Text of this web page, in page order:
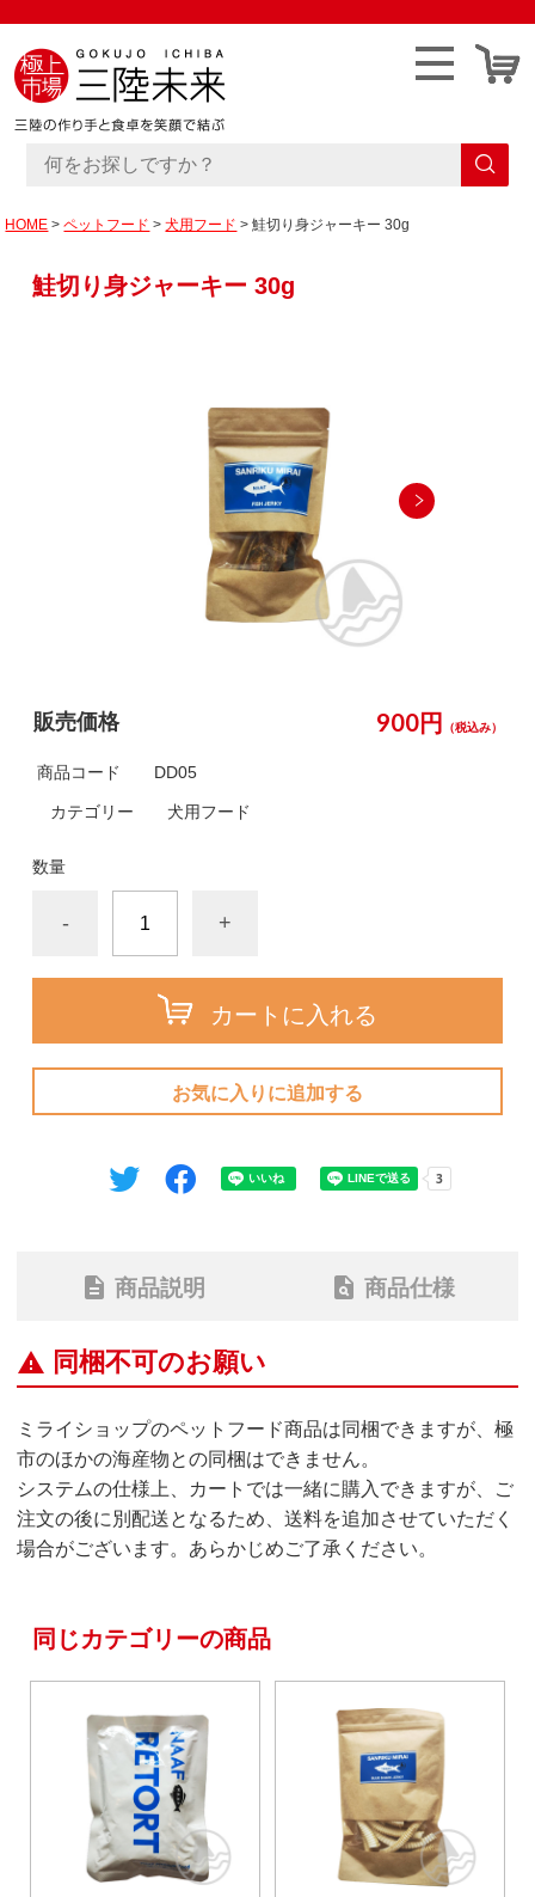
HOME ペットフード 犬用フード 鮭切り身ジャーキー 30g
鮭切り身ジャーキー 30g
販売価格 900円 （税込み）
商品コード DD05
カテゴリー 犬用フード
数量
- +
カートに入れる
お気に入りに追加する
description 商品説明 plagiarism 商品仕様
warning 同梱不可のお願い
ミライショップのペットフード商品は同梱できますが、極
市のほかの海産物との同梱はできません。
システムの仕様上、カートでは一緒に購入できますが、ご
注文の後に別配送となるため、送料を追加させていただく
場合がございます。あらかじめご了承ください。
同じカテゴリーの商品